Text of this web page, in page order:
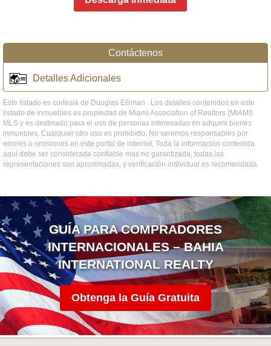
Contáctenos
Detalles Adicionales
Este listado es cortesía de Douglas Elliman . Los detalles contenidos en este
listado de inmuebles es propiedad de Miami Association of Realtors (MIAMI)
MLS y es destinado para el uso de personas interesadas en adquirir bienes
inmuebles. Cualquier otro uso es prohibido. No seremos responsables por
errores u omisiones en este portal de internet. Toda la información contenida
aquí debe ser considerada confiable mas no garantizada, todas las
representaciones son aproximadas, y verificación individual es recomendada.
GUÍA PARA COMPRADORES
INTERNACIONALES – BAHIA
INTERNATIONAL REALTY
Obtenga la Guía Gratuita